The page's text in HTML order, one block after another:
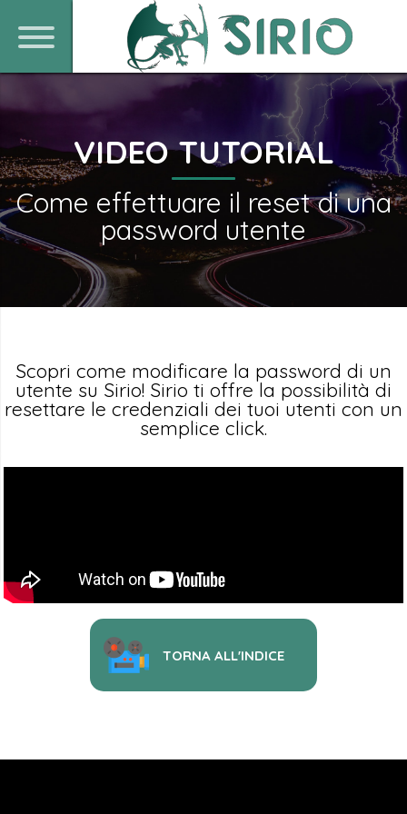
VIDEO TUTORIAL
Come effettuare il reset di una
password utente
Scopri come modificare la password di un
utente su Sirio! Sirio ti offre la possibilità di
resettare le credenziali dei tuoi utenti con un
semplice click.
TORNA ALL'INDICE